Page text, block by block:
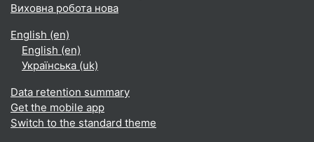
Виховна робота нова
English ‎(en)‎
English ‎(en)‎
Українська ‎(uk)‎
Data retention summary
Get the mobile app
Switch to the standard theme